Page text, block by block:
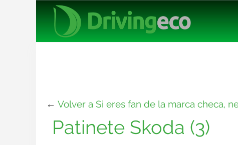
← Volver a Si eres fan de la marca checa,
Patinete Skoda (3)